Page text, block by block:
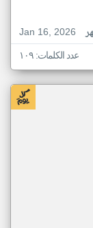
Jan 16, 2026
عدد الكلمات: ١٠٩